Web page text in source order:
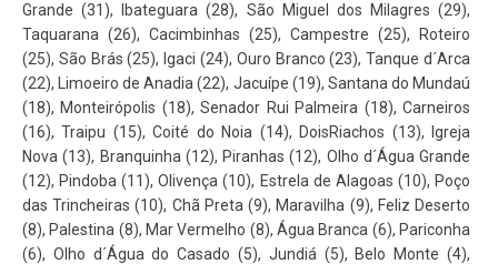
Grande (31), Ibateguara (28), São Miguel dos Milagres (29),
Taquarana (26), Cacimbinhas (25), Campestre (25), Roteiro
(25), São Brás (25), Igaci (24), Ouro Branco (23), Tanque d´Arca
(22), Limoeiro de Anadia (22), Jacuípe (19), Santana do Mundaú
(18), Monteirópolis (18), Senador Rui Palmeira (18), Carneiros
(16), Traipu (15), Coité do Noia (14), DoisRiachos (13), Igreja
Nova (13), Branquinha (12), Piranhas (12), Olho d´Água Grande
(12), Pindoba (11), Olivença (10), Estrela de Alagoas (10), Poço
das Trincheiras (10), Chã Preta (9), Maravilha (9), Feliz Deserto
(8), Palestina (8), Mar Vermelho (8), Água Branca (6), Pariconha
(6), Olho d´Água do Casado (5), Jundiá (5), Belo Monte (4),